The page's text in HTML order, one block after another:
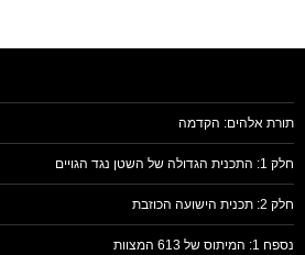
תורת אלהים: הקדמה
חלק 1: התכנית הגדולה של השטן נגד הגויים
חלק 2: תכנית הישועה הכוזבת
נספח 1: המיתוס של 613 המצוות